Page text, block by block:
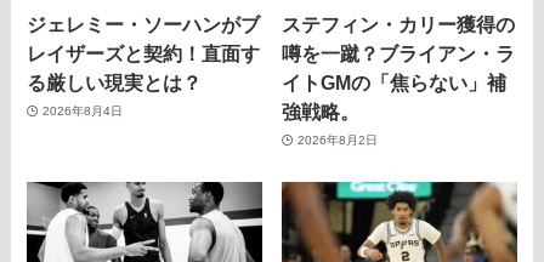
ジェレミー・ソーハンがブ
レイザーズと契約！直面す
る厳しい現実とは？
2026年8月4日
ステフィン・カリー獲得の
噂を一蹴？ブライアン・ラ
イトGMの「焦らない」補
強戦略。
2026年8月2日